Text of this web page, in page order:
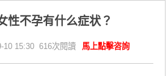
性不孕有什么症状？
10 15:30 616次閱讀 馬上點擊咨詢